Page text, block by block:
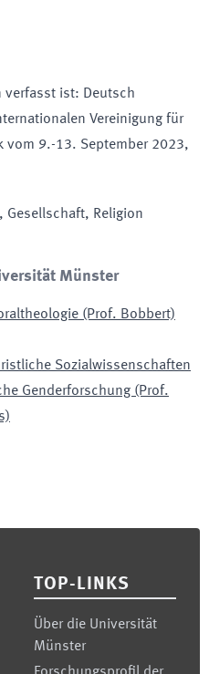
verfasst ist: Deutsch
Vereinigung für
vom 9.-13. September 2023,
Gesellschaft, Religion
Münster
(Prof. Bobbert)
Sozialwissenschaften
Genderforschung (Prof.
TOP-LINKS
Über die Universität
Münster